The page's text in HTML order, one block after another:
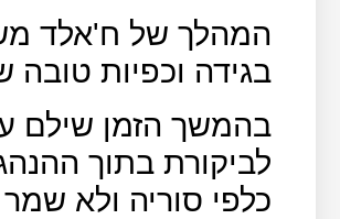
המהלך של ח'אלד
בגידה וכפיות
בהמשך הזמן שילם
לביקורת בתוך
כלפי סוריה ולא שמר